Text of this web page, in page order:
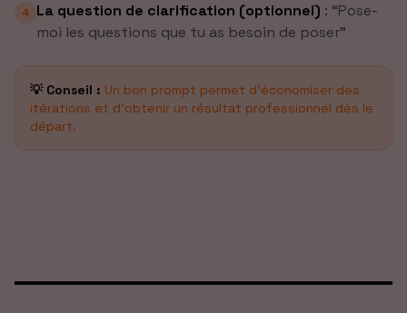
4 La question de clarification (optionnel) : “Pose-
moi les questions que tu as besoin de poser”
💡 Conseil : Un bon prompt permet d'économiser des
itérations et d'obtenir un résultat professionnel dès le
départ.